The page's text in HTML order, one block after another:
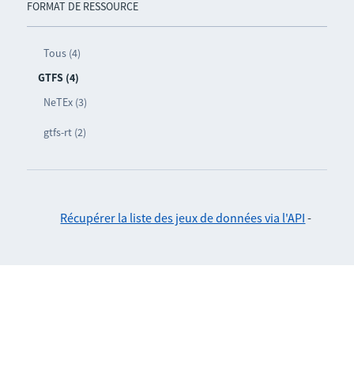
FORMAT DE RESSOURCE
Tous (4)
GTFS (4)
NeTEx (3)
gtfs-rt (2)
Récupérer la liste des jeux de données via l'API -